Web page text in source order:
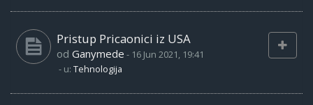
Pristup Pricaonici iz USA
od Ganymede - 16 Jun 2021, 19:41
- u: Tehnologija